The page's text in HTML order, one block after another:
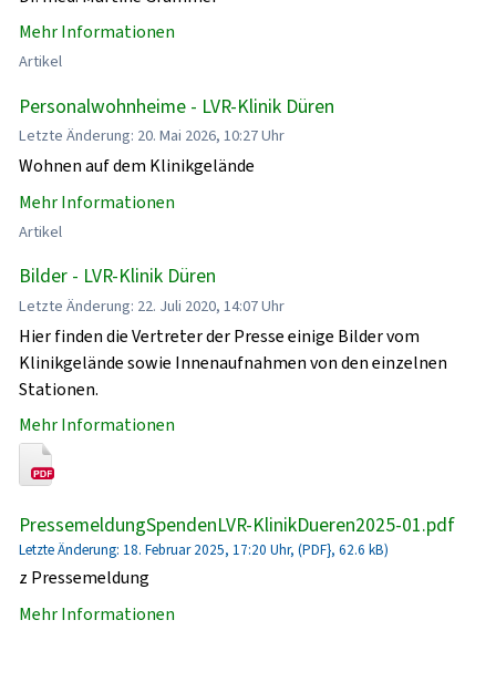
Mehr Informationen
Artikel
Personalwohnheime - LVR-Klinik Düren
Letzte Änderung: 20. Mai 2026, 10:27 Uhr
Wohnen auf dem Klinikgelände
Mehr Informationen
Artikel
Bilder - LVR-Klinik Düren
Letzte Änderung: 22. Juli 2020, 14:07 Uhr
Hier finden die Vertreter der Presse einige Bilder vom
Klinikgelände sowie Innenaufnahmen von den einzelnen
Stationen.
Mehr Informationen
PressemeldungSpendenLVR-KlinikDueren2025-01.pdf
Letzte Änderung: 18. Februar 2025, 17:20 Uhr, (PDF}, 62.6 kB)
z Pressemeldung
Mehr Informationen